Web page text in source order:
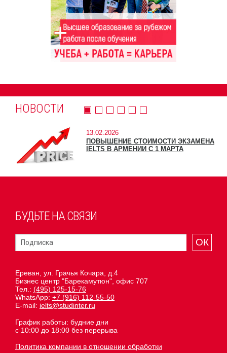
НОВОСТИ
13.02.2026
ПОВЫШЕНИЕ СТОИМОСТИ ЭКЗАМЕНА
IELTS В АРМЕНИИ С 1 МАРТА
БУДЬТЕ НА СВЯЗИ
ОК
Ереван, ул. Грачья Кочара, д.4
Бизнес центр "Барекамутюн", офис 707
Тел.: (495) 125-15-76
WhatsApp: +7 (916) 112-55-50
E-mail: ielts@studinter.ru
График работы: будние дни
с 10:00 до 18:00 без перерыва
Политика компании в отношении обработки